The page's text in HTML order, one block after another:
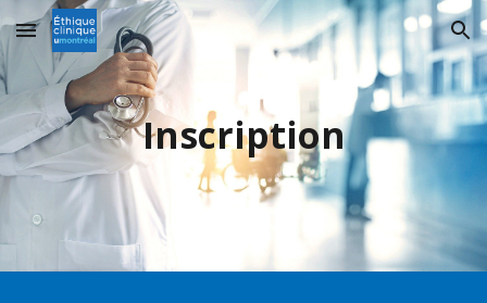
Skip to main content Skip to navigation
Inscription